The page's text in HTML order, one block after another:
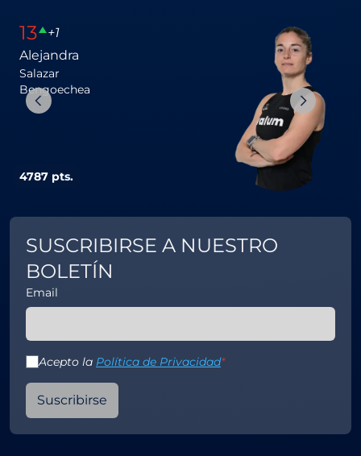
Alejandra
Salazar
Bengoechea
4787 pts.
13
+1
SUSCRIBIRSE A NUESTRO
BOLETÍN
Email
Acepto la Política de Privacidad*
Suscribirse